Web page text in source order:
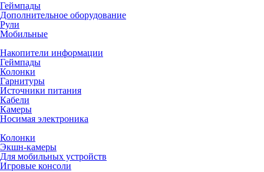
Геймпады
Дополнительное оборудование
Рули
Мобильные
Накопители информации
Геймпады
Колонки
Гарнитуры
Источники питания
Кабели
Камеры
Носимая электроника
Колонки
Экшн-камеры
Для мобильных устройств
Игровые консоли